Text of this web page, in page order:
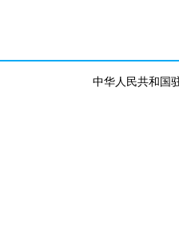
中华人民共和国